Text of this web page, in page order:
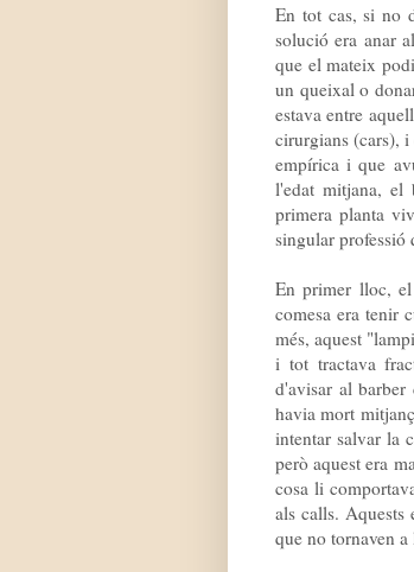
En tot cas, si no
solució era anar al
que el mateix
un queixal o
estava entre
cirurgians (cars),
empírica i que
l'edat mitjana, el
primera planta
singular professió
En primer lloc,
comesa era tenir
més, aquest
i tot tractava
d'avisar al
havia mort
intentar salvar la
però aquest era
cosa li
als calls. Aquests
que no tornaven